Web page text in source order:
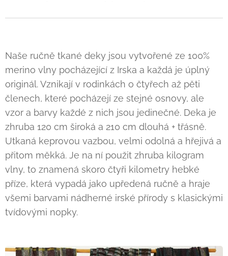
Naše ručně tkané deky jsou vytvořené ze 100%
merino vlny pocházející z Irska a každá je úplný
originál. Vznikají v rodinkách o čtyřech až pěti
členech, které pocházejí ze stejné osnovy, ale
vzor a barvy každé z nich jsou jedinečné. Deka je
zhruba 120 cm široká a 210 cm dlouhá + třásně.
Utkaná keprovou vazbou, velmi odolná a hřejivá a
přitom měkká. Je na ní použit zhruba kilogram
vlny, to znamená skoro čtyři kilometry hebké
příze, která vypadá jako upředená ručně a hraje
všemi barvami nádherné irské přírody s klasickými
tvídovými nopky.